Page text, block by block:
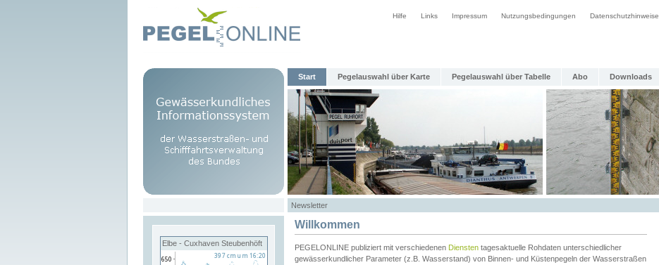
Hilfe Links Impressum Nutzungsbedingungen Datenschutzhinweise
Start Pegelauswahl über Karte Pegelauswahl über Tabelle Abo Downloads
Newsletter
Elbe - Cuxhaven Steubenhöft
Willkommen
PEGELONLINE publiziert mit verschiedenen Diensten tagesaktuelle Rohdaten unterschiedlicher
gewässerkundlicher Parameter (z.B. Wasserstand) von Binnen- und Küstenpegeln der Wasserstraßen